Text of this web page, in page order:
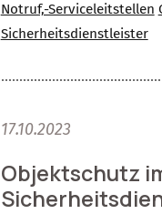
Notruf,-Serviceleitstellen
Sicherheitsdienstleister
17.10.2023
Objektschutz